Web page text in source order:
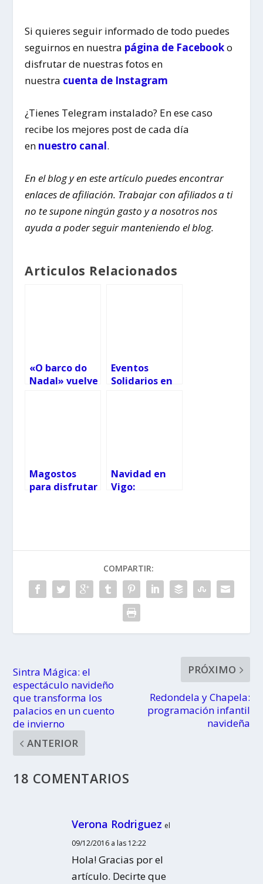
Si quieres seguir informado de todo puedes
seguirnos en nuestra página de Facebooko
disfrutar de nuestras fotos en
nuestra cuenta de Instagram
¿Tienes Telegram instalado? En ese caso
recibe los mejores post de cada día
en nuestro canal.
En el blog y en este artículo puedes encontrar
enlaces de afiliación. Trabajar con afiliados a ti
no te supone ningún gasto y a nosotros nos
ayuda a poder seguir manteniendo el blog.
Articulos Relacionados
«O barco do
Nadal» vuelve
Eventos
Solidarios en
Magostos
para disfrutar
Navidad en
Vigo:
salida
COMPARTIR:
Sintra Mágica: el
espectáculo navideño
que transforma los
palacios en un cuento
de invierno
ANTERIOR
PRÓXIMO
Redondela y Chapela:
programación infantil
navideña
18 COMENTARIOS
Verona Rodriguez el
09/12/2016 a las 12:22
Hola! Gracias por el
artículo. Decirte que